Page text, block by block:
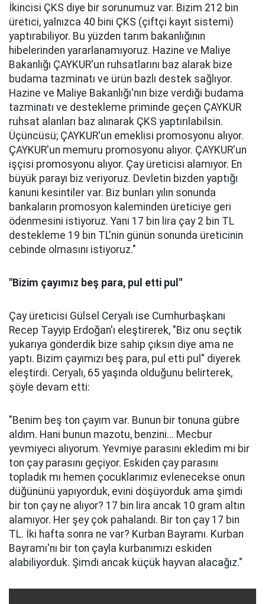
İkincisi ÇKS diye bir sorunumuz var. Bizim 212 bin
üretici, yalnızca 40 bini ÇKS (çiftçi kayıt sistemi)
yaptırabiliyor. Bu yüzden tarım bakanlığının
hibelerinden yararlanamıyoruz. Hazine ve Maliye
Bakanlığı ÇAYKUR'un ruhsatlarını baz alarak bize
budama tazminatı ve ürün bazlı destek sağlıyor.
Hazine ve Maliye Bakanlığı'nın bize verdiği budama
tazminatı ve destekleme priminde geçen ÇAYKUR
ruhsat alanları baz alınarak ÇKS yaptırılabilsin.
Üçüncüsü; ÇAYKUR'un emeklisi promosyonu alıyor.
ÇAYKUR'un memuru promosyonu alıyor. ÇAYKUR'un
işçisi promosyonu alıyor. Çay üreticisi alamıyor. En
büyük parayı biz veriyoruz. Devletin bizden yaptığı
kanuni kesintiler var. Biz bunları yılın sonunda
bankaların promosyon kaleminden üreticiye geri
ödenmesini istiyoruz. Yani 17 bin lira çay 2 bin TL
destekleme 19 bin TL'nin günün sonunda üreticinin
cebinde olmasını istiyoruz."
''Bizim çayımız beş para, pul etti pul''
Çay üreticisi Gülsel Ceryalı ise Cumhurbaşkanı
Recep Tayyip Erdoğan'ı eleştirerek, "Biz onu seçtik
yukarıya gönderdik bize sahip çıksın diye ama ne
yaptı. Bizim çayımızı beş para, pul etti pul" diyerek
eleştirdi. Ceryalı, 65 yaşında olduğunu belirterek,
şöyle devam etti:
"Benim beş ton çayım var. Bunun bir tonuna gübre
aldım. Hani bunun mazotu, benzini... Mecbur
yevmiyeci alıyorum. Yevmiye parasını ekledim mi bir
ton çay parasını geçiyor. Eskiden çay parasını
topladık mı hemen çocuklarımız evlenecekse onun
düğününü yapıyorduk, evini döşüyorduk ama şimdi
bir ton çay ne alıyor? 17 bin lira ancak 10 gram altın
alamıyor. Her şey çok pahalandı. Bir ton çay 17 bin
TL. İki hafta sonra ne var? Kurban Bayramı. Kurban
Bayramı'nı bir ton çayla kurbanımızı eskiden
alabiliyorduk. Şimdi ancak küçük hayvan alacağız."